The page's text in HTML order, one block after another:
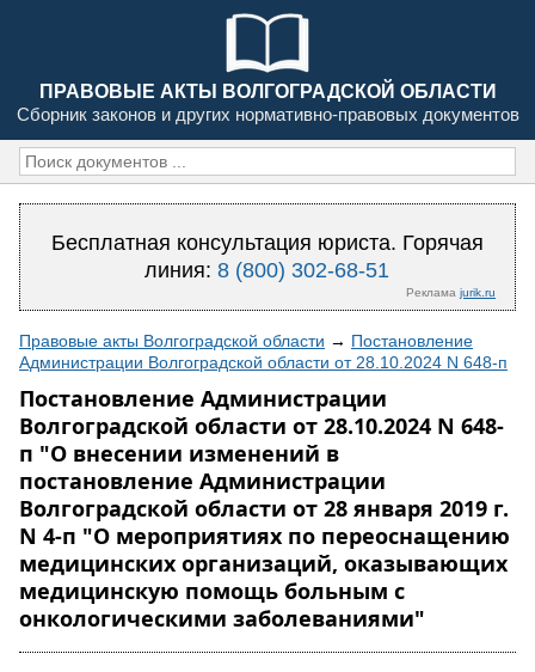
ПРАВОВЫЕ АКТЫ ВОЛГОГРАДСКОЙ ОБЛАСТИ
Сборник законов и других нормативно-правовых документов
Бесплатная консультация юриста. Горячая
линия:8 (800) 302-68-51
Реклама jurik.ru
Правовые акты Волгоградской области → Постановление
Администрации Волгоградской области от 28.10.2024 N 648-п
Постановление Администрации
Волгоградской области от 28.10.2024 N 648-
п "О внесении изменений в
постановление Администрации
Волгоградской области от 28 января 2019 г.
N 4-п "О мероприятиях по переоснащению
медицинских организаций, оказывающих
медицинскую помощь больным с
онкологическими заболеваниями"